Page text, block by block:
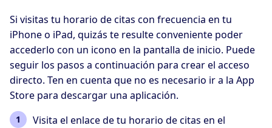
Si visitas tu horario de citas con frecuencia en tu
iPhone o iPad, quizás te resulte conveniente poder
accederlo con un icono en la pantalla de inicio. Puede
seguir los pasos a continuación para crear el acceso
directo. Ten en cuenta que no es necesario ir a la App
Store para descargar una aplicación.
Visita el enlace de tu horario de citas en el